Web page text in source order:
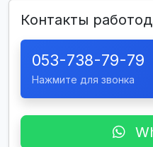
Контакты
053-738-79-79
Нажмите для звонка